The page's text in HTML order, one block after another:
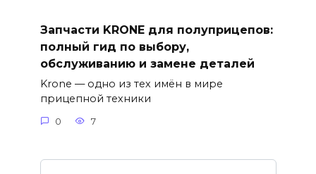
Запчасти KRONE для полуприцепов:
полный гид по выбору,
обслуживанию и замене деталей
Krone — одно из тех имён в мире
прицепной техники
0 7